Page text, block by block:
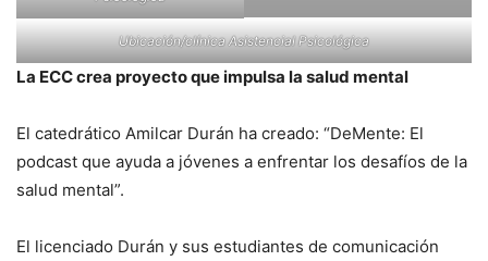
Ubicación/clínica Asistencial Psicológica
La ECC crea proyecto que impulsa la salud mental
El catedrático Amilcar Durán ha creado: “DeMente: El
podcast que ayuda a jóvenes a enfrentar los desafíos de la
salud mental”.
El licenciado Durán y sus estudiantes de comunicación